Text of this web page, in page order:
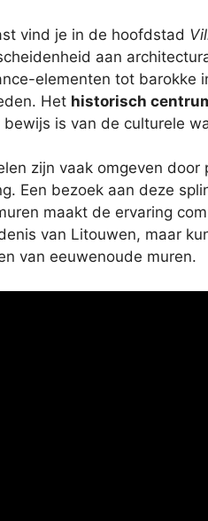
vind je in de hoofdstad
aan
elementen tot barokke
Het historisch
is van de culturele
zijn vaak omgeven
Een bezoek aan deze
maakt de ervaring
van Litouwen, maar
van eeuwenoude muren.